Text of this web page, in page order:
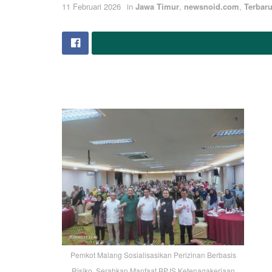
11 Februari 2026 in Jawa Timur, newsnoid.com, Terbaru
Pemkot Malang Sosialisasikan Perizinan Berbasis